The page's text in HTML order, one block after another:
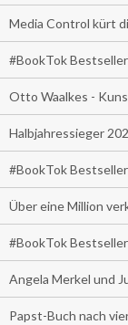
Media Control kürt
#BookTok
Otto Waalkes -
Halbjahressieger
#BookTok
Über eine Million
#BookTok
Angela Merkel und
Papst-Buch nach